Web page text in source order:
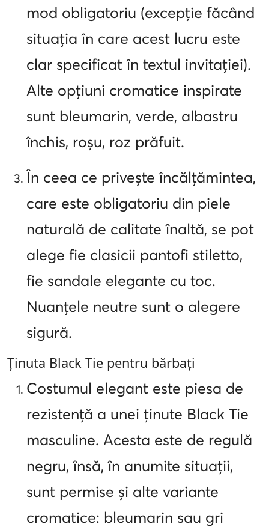
mod obligatoriu (excepție făcând
situația în care acest lucru este
clar specificat în textul invitației).
Alte opțiuni cromatice inspirate
sunt bleumarin, verde, albastru
închis, roșu, roz prăfuit.
În ceea ce privește încălțămintea,
care este obligatoriu din piele
naturală de calitate înaltă, se pot
alege fie clasicii pantofi stiletto,
fie sandale elegante cu toc.
Nuanțele neutre sunt o alegere
sigură.
Ținuta Black Tie pentru bărbați
Costumul elegant este piesa de
rezistență a unei ținute Black Tie
masculine. Acesta este de regulă
negru, însă, în anumite situații,
sunt permise și alte variante
cromatice: bleumarin sau gri